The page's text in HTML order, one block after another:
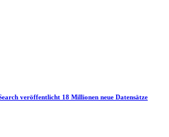
veröffentlicht 18 Millionen neue Datensätze